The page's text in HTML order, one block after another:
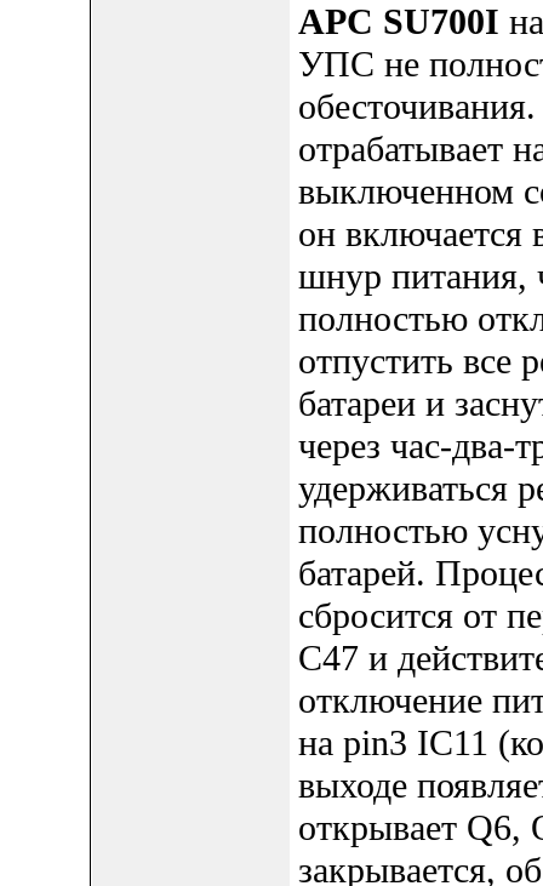
APC SU700I
УПС не
отрабатывает
выключенном
он включается
шнур питания,
полностью
отпустить все
батареи и
через час-два-
удерживаться
полностью
батарей.
сбросится от
С47 и
отключение
на pin3 IC11
выходе
открывает Q6,
закрывается,